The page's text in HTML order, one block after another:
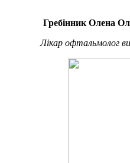
Гребінник Олена
Лікар офтальмолог